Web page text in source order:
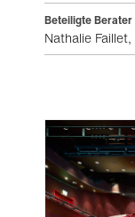
Beteiligte Berater
Nathalie